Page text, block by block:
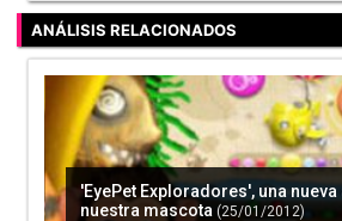
ANÁLISIS RELACIONADOS
'EyePet Exploradores', una
nuestra mascota (25/01/2012)